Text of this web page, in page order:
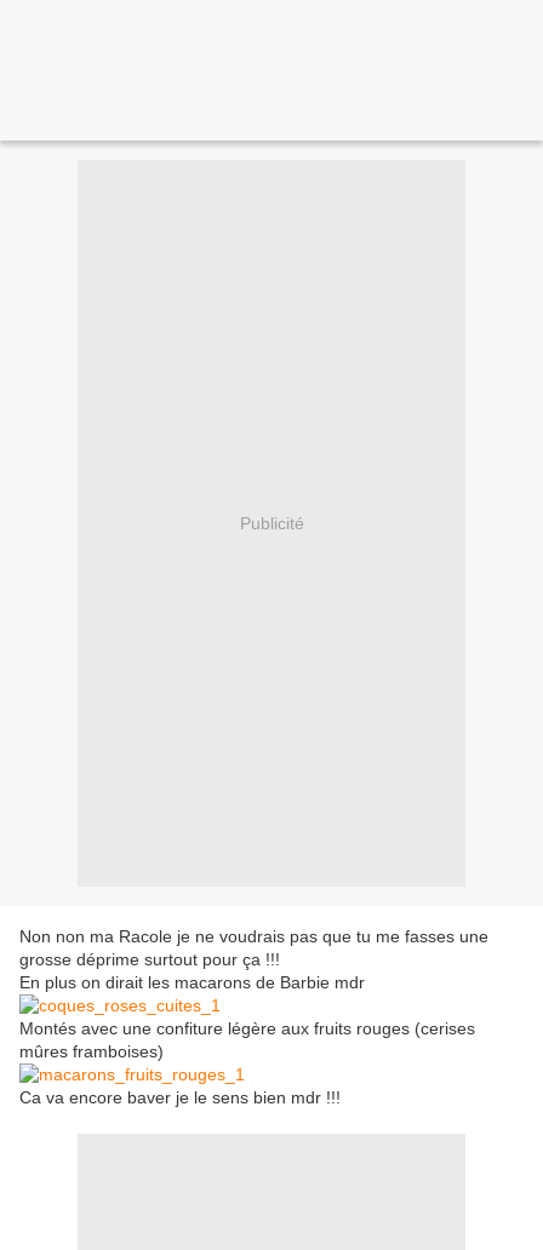
Publicité
Non non ma Racole je ne voudrais pas que tu me fasses une
grosse déprime surtout pour ça !!!
En plus on dirait les macarons de Barbie mdr
Montés avec une confiture légère aux fruits rouges (cerises
mûres framboises)
Ca va encore baver je le sens bien mdr !!!